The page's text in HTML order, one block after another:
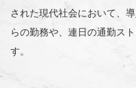
された現代社会において、
らの勤務や、連日の通勤ス
す。